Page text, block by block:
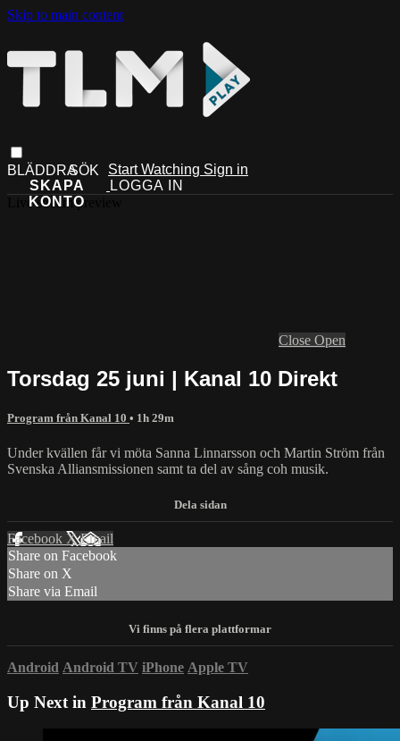
Skip to main content
Start Watching Sign in
Live stream preview
Close Open
Torsdag 25 juni | Kanal 10 Direkt
Program från Kanal 10 • 1h 29m
Under kvällen får vi möta Sanna Linnarsson och Martin Ström från
Svenska Alliansmissionen samt ta del av sång coh musik.
Facebook XEmail
Share on Facebook
Share on X
Share via Email
Android Android TV iPhone Apple TV
Up Next in Program från Kanal 10